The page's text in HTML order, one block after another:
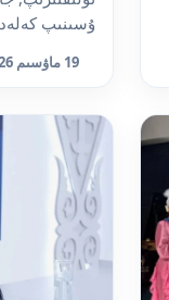
ۇسىنىپ
19 ماۋسىم 2026